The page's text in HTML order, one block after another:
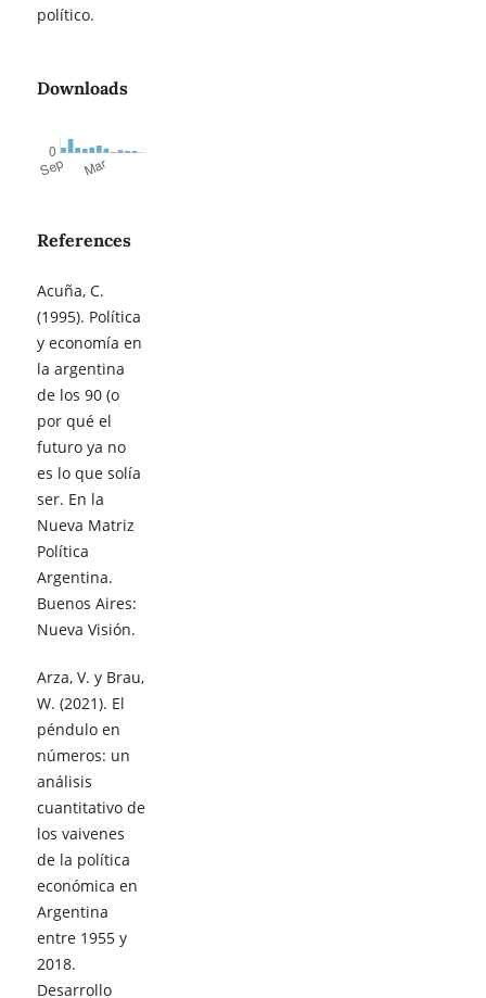
político.
Downloads
References
Acuña, C.
(1995). Política
y economía en
la argentina
de los 90 (o
por qué el
futuro ya no
es lo que solía
ser. En la
Nueva Matriz
Política
Argentina.
Buenos Aires:
Nueva Visión.
Arza, V. y Brau,
W. (2021). El
péndulo en
números: un
análisis
cuantitativo de
los vaivenes
de la política
económica en
Argentina
entre 1955 y
2018.
Desarrollo